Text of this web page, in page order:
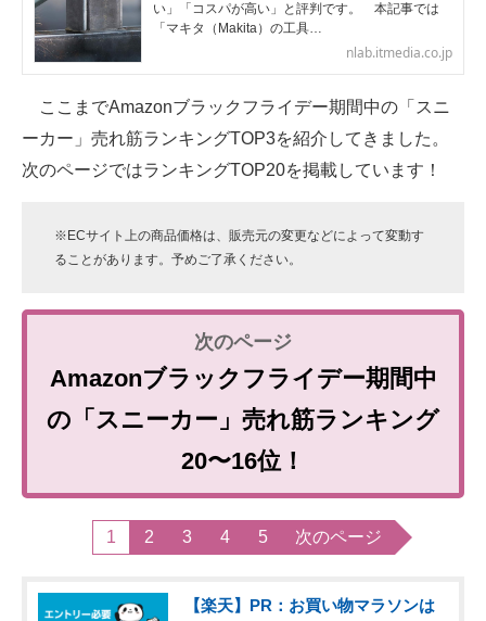
い」「コスパが高い」と評判です。 本記事では
「マキタ（Makita）の工具…
nlab.itmedia.co.jp
ここまでAmazonブラックフライデー期間中の「スニ
ーカー」売れ筋ランキングTOP3を紹介してきました。
次のページではランキングTOP20を掲載しています！
※ECサイト上の商品価格は、販売元の変更などによって変動す
ることがあります。予めご了承ください。
Amazonブラックフライデー期間中
の「スニーカー」売れ筋ランキング
20〜16位！
1 2 3 4 5 次のページ
【楽天】PR：お買い物マラソンは